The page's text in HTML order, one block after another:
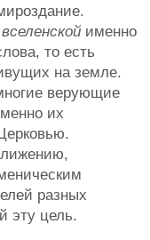
вселенской именно
то есть
на земле.
верующие
их
разных
эту цель.